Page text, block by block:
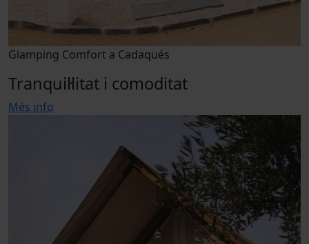
Glamping Comfort a Cadaqués
Tranquil·litat i comoditat
Més info